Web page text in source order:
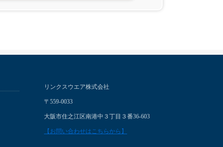
リンクスウエア株式会社
〒559-0033
大阪市住之江区南港中３丁目３番36-603
【お問い合わせはこちらから】